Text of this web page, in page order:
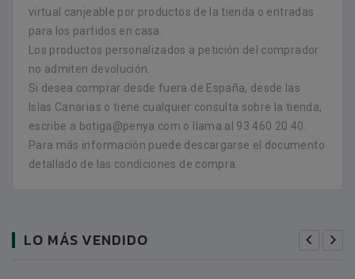
virtual canjeable por productos de la tienda o entradas
para los partidos en casa.
Los productos personalizados a petición del comprador
no admiten devolución.
Si desea comprar desde fuera de España, desde las
Islas Canarias o tiene cualquier consulta sobre la tienda,
escribe a botiga@penya.com o llama al 93 460 20 40.
Para más información puede descargarse el documento
detallado de las condiciones de compra.
LO MÁS VENDIDO